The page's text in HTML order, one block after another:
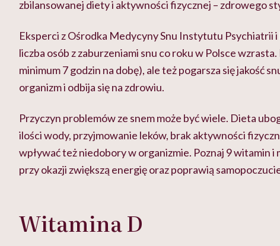
zbilansowanej diety i aktywności fizycznej – zdrowego
Eksperci z Ośrodka Medycyny Snu Instytutu Psychiatrii
liczba osób z zaburzeniami snu co roku w Polsce
minimum 7 godzin na dobę), ale też pogarsza się jakość
organizm i odbija się na zdrowiu.
Przyczyn problemów ze snem może być wiele. Dieta
ilości wody, przyjmowanie leków, brak aktywności
wpływać też niedobory w organizmie. Poznaj 9 witamin i
przy okazji zwiększą energię oraz poprawią
Witamina D